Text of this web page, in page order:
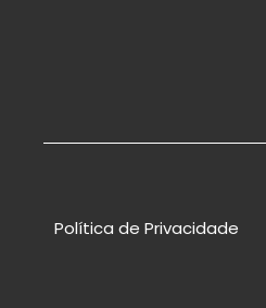
Política de Privacidade